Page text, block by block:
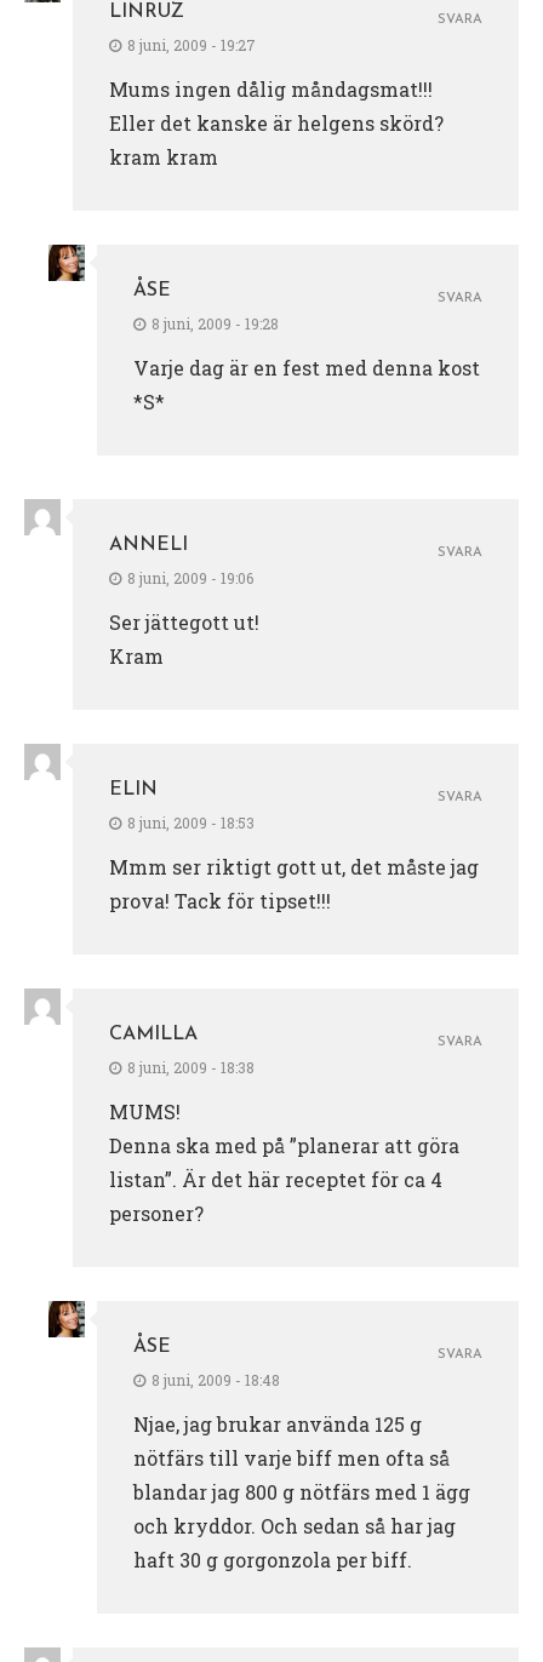
LINRUZ
8 juni, 2009 - 19:27
Mums ingen dålig måndagsmat!!!
Eller det kanske är helgens skörd?
kram kram
SVARA
ÅSE
8 juni, 2009 - 19:28
Varje dag är en fest med denna kost
*S*
SVARA
ANNELI
8 juni, 2009 - 19:06
Ser jättegott ut!
Kram
SVARA
ELIN
8 juni, 2009 - 18:53
Mmm ser riktigt gott ut, det måste jag
prova! Tack för tipset!!!
SVARA
CAMILLA
8 juni, 2009 - 18:38
MUMS!
Denna ska med på ”planerar att göra
listan”. Är det här receptet för ca 4
personer?
SVARA
ÅSE
8 juni, 2009 - 18:48
Njae, jag brukar använda 125 g
nötfärs till varje biff men ofta så
blandar jag 800 g nötfärs med 1 ägg
och kryddor. Och sedan så har jag
haft 30 g gorgonzola per biff.
SVARA